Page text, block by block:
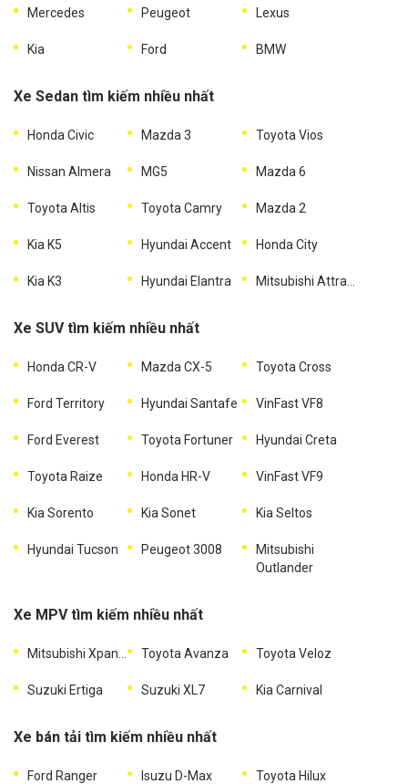
Mercedes Peugeot Lexus
Kia Ford BMW
Xe Sedan tìm kiếm nhiều nhất
Honda Civic Mazda 3 Toyota Vios
Nissan Almera MG5 Mazda 6
Toyota Altis Toyota Camry Mazda 2
Kia K5 Hyundai Accent Honda City
Kia K3 Hyundai Elantra
Xe SUV tìm kiếm nhiều nhất
Honda CR-V Mazda CX-5 Toyota Cross
Ford Territory Hyundai Santafe VinFast VF8
Ford Everest Toyota Fortuner Hyundai Creta
Toyota Raize Honda HR-V VinFast VF9
Kia Sorento Kia Sonet Kia Seltos
Hyundai Tucson Peugeot 3008
Mitsubishi
Outlander
Xe MPV tìm kiếm nhiều nhất
Toyota Avanza Toyota Veloz
Suzuki Ertiga Suzuki XL7 Kia Carnival
Xe bán tải tìm kiếm nhiều nhất
Ford Ranger Isuzu D-Max Toyota Hilux